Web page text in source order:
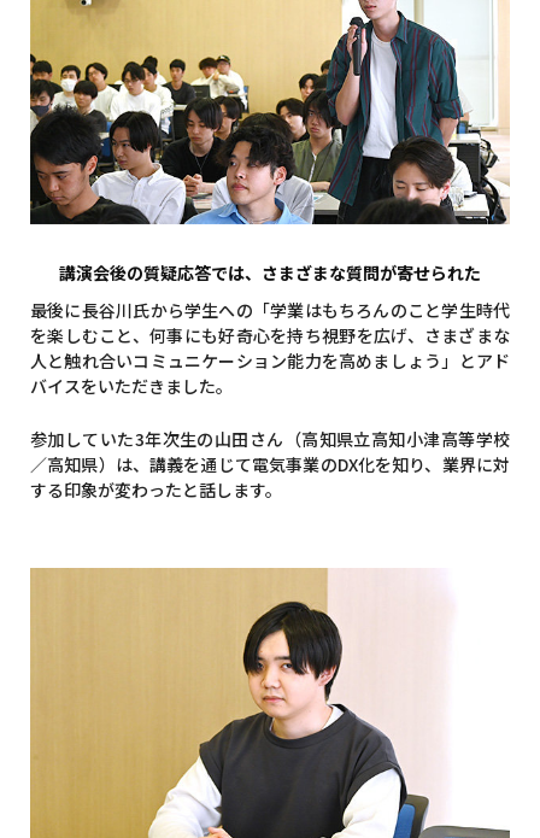
講演会後の質疑応答では、さまざまな質問が寄せられた
最後に長谷川氏から学生への「学業はもちろんのこと学生時代
を楽しむこと、何事にも好奇心を持ち視野を広げ、さまざまな
人と触れ合いコミュニケーション能力を高めましょう」とアド
バイスをいただきました。
参加していた3年次生の山田さん（高知県立高知小津高等学校
／高知県）は、講義を通じて電気事業のDX化を知り、業界に対
する印象が変わったと話します。